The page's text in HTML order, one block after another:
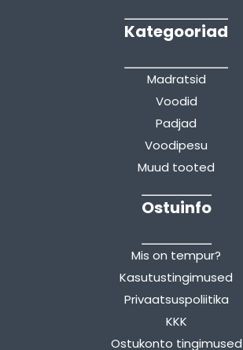
Kategooriad
Madratsid
Voodid
Padjad
Voodipesu
Muud tooted
Ostuinfo
Mis on tempur?
Kasutustingimused
Privaatsuspoliitika
KKK
Ostukonto tingimused